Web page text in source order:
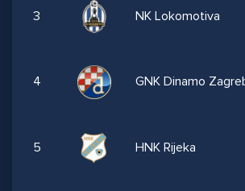
3 NK Lokomotiva
4 GNK Dinamo
5 HNK Rijeka